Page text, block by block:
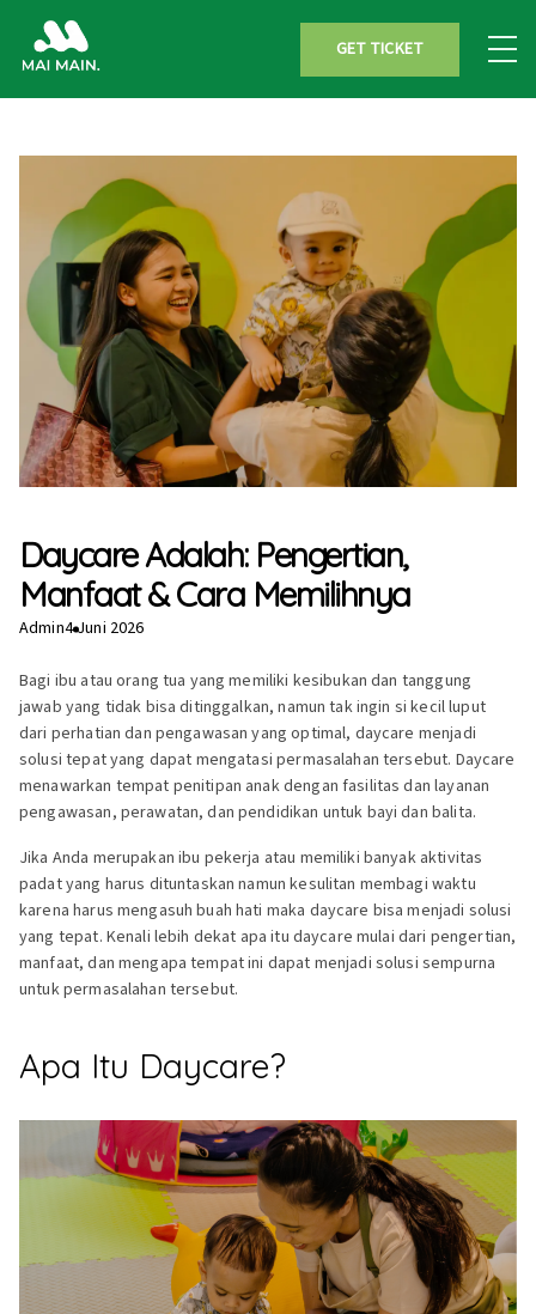
GET TICKET
Daycare Adalah: Pengertian,
Manfaat & Cara Memilihnya
Admin4 Juni 2026
Bagi ibu atau orang tua yang memiliki kesibukan dan tanggung
jawab yang tidak bisa ditinggalkan, namun tak ingin si kecil luput
dari perhatian dan pengawasan yang optimal, daycare menjadi
solusi tepat yang dapat mengatasi permasalahan tersebut. Daycare
menawarkan tempat penitipan anak dengan fasilitas dan layanan
pengawasan, perawatan, dan pendidikan untuk bayi dan balita.
Jika Anda merupakan ibu pekerja atau memiliki banyak aktivitas
padat yang harus dituntaskan namun kesulitan membagi waktu
karena harus mengasuh buah hati maka daycare bisa menjadi solusi
yang tepat. Kenali lebih dekat apa itu daycare mulai dari pengertian,
manfaat, dan mengapa tempat ini dapat menjadi solusi sempurna
untuk permasalahan tersebut.
Apa Itu Daycare?